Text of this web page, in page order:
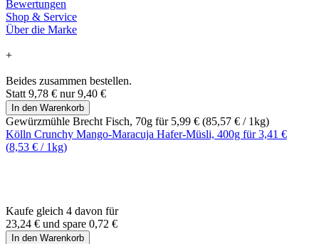
Bewertungen
Shop & Service
Über die Marke
+
Beides zusammen bestellen.
Statt 9,78 € nur9,40 €
In den Warenkorb
Gewürzmühle Brecht Fisch, 70g für 5,99 € (85,57 € / 1kg)
Kölln Crunchy Mango-Maracuja Hafer-Müsli, 400g für3,41 €
(8,53 € / 1kg)
Kaufe gleich 4 davon für
23,24 € und spare 0,72 €
In den Warenkorb